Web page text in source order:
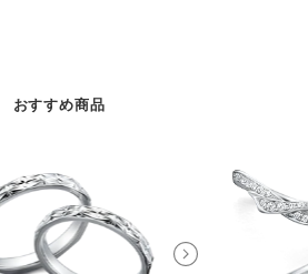
おすすめ商品